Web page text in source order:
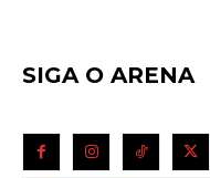
SIGA O ARENA